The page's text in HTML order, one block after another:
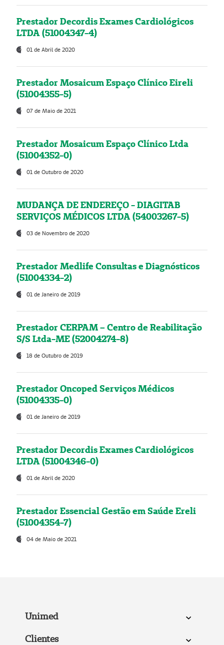
Prestador Decordis Exames Cardiológicos
LTDA (51004347-4)
01 de Abril de 2020
Prestador Mosaicum Espaço Clínico Eireli
(51004355-5)
07 de Maio de 2021
Prestador Mosaicum Espaço Clínico Ltda
(51004352-0)
01 de Outubro de 2020
MUDANÇA DE ENDEREÇO - DIAGITAB
SERVIÇOS MÉDICOS LTDA (54003267-5)
03 de Novembro de 2020
Prestador Medlife Consultas e Diagnósticos
(51004334-2)
01 de Janeiro de 2019
Prestador CERPAM – Centro de Reabilitação
S/S Ltda-ME (52004274-8)
18 de Outubro de 2019
Prestador Oncoped Serviços Médicos
(51004335-0)
01 de Janeiro de 2019
Prestador Decordis Exames Cardiológicos
LTDA (51004346-0)
01 de Abril de 2020
Prestador Essencial Gestão em Saúde Ereli
(51004354-7)
04 de Maio de 2021
Unimed
Clientes